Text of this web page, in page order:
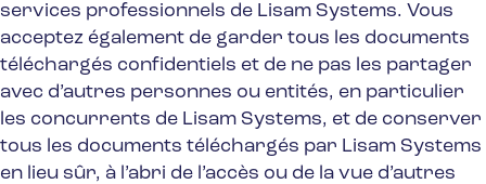
services professionnels de Lisam Systems. Vous
acceptez également de garder tous les documents
téléchargés confidentiels et de ne pas les partager
avec d’autres personnes ou entités, en particulier
les concurrents de Lisam Systems, et de conserver
tous les documents téléchargés par Lisam Systems
en lieu sûr, à l’abri de l’accès ou de la vue d’autres